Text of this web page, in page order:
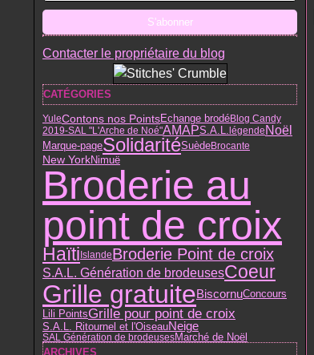
Contacter le propriétaire du blog
CATÉGORIES
YuleContons nos PointsEchange brodéBlog Candy
2019-SAL "L'Arche de Noé"AMAPS.A.L.légende Noël
Marque-pageSolidaritéSuèdeBrocante
New YorkNimuë
Broderie au
point de croix
HaïtiIslandeBroderie Point de croix
S.A.L. Génération de brodeusesCoeur
Grille gratuiteBiscornuConcours
Lili PointsGrille pour point de croix
S.A.L. Ritournel et l'OiseauNeige
SAL Génération de brodeusesMarché de Noël
ARCHIVES